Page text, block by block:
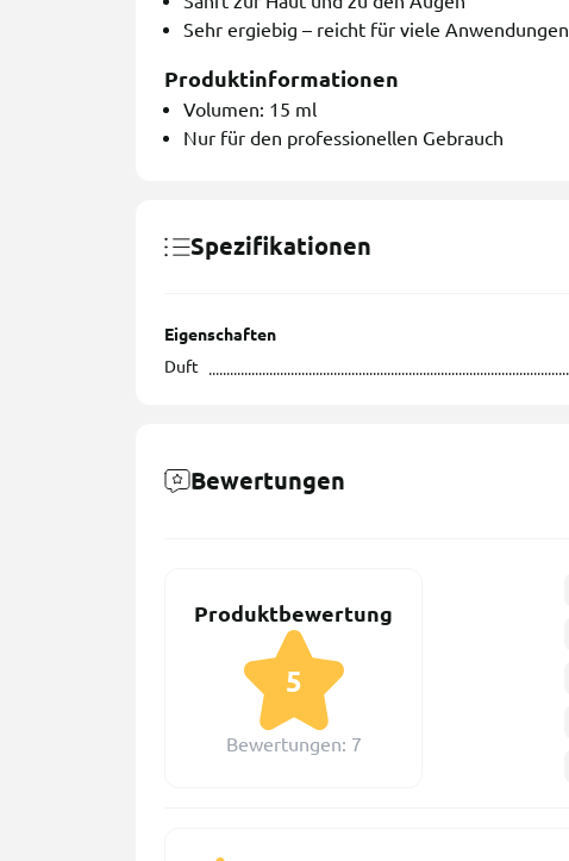
Sehr ergiebig – reicht für viele Anwendungen
Produktinformationen
Volumen: 15 ml
Nur für den professionellen Gebrauch
Spezifikationen
Eigenschaften
Duft
Bewertungen
Produktbewertung
5
Bewertungen: 7